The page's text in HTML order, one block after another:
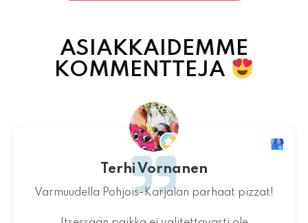
ASIAKKAIDEMME
KOMMENTTEJA
Terhi Vornanen
Varmuudella Pohjois-Karjalan parhaat pizzat!